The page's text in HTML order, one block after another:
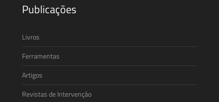
Publicações
Livros
Ferramentas
Artigos
Revistas de Intervenção